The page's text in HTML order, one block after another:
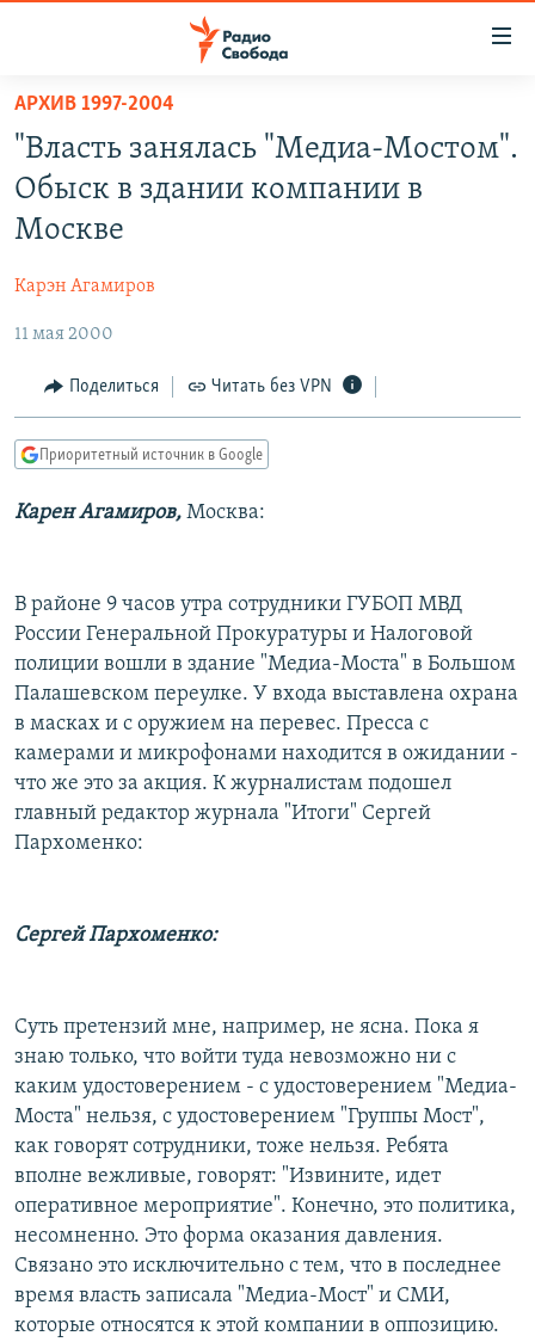
упрощенного
доступа
Вернуться
основному
Вернутся
навигации
Вернутся
поиску
ПРОГРАММЫ
ПОДКАСТЫ
АВТОРСКИЕ ПРОЕКТЫ
МНЕНИЯ
КУЛЬТУРА
IDEL.РЕАЛИИ
СЕВЕР.РЕАЛИИ
СИБИРЬ.РЕАЛИИ
ПОДПИШИТЕСЬ НА РАССЫЛКУ
СОЦИАЛЬНЫЕ СЕТИ
Все сайты РСЕ/РС
АРХИВ 1997-2004
"Власть занялась "Медиа-Мостом".
Обыск в здании компании в
Москве
Карэн Агамиров
11 мая 2000
Поделиться Читать без VPN
Приоритетный источник в Google
Карен Агамиров, Москва:
В районе 9 часов утра сотрудники ГУБОП МВД
России Генеральной Прокуратуры и Налоговой
полиции вошли в здание "Медиа-Моста" в Большом
Палашевском переулке. У входа выставлена охрана
в масках и с оружием на перевес. Пресса с
камерами и микрофонами находится в ожидании -
что же это за акция. К журналистам подошел
главный редактор журнала "Итоги" Сергей
Пархоменко:
Сергей Пархоменко:
Суть претензий мне, например, не ясна. Пока я
знаю только, что войти туда невозможно ни с
каким удостоверением - с удостоверением "Медиа-
Моста" нельзя, с удостоверением "Группы Мост",
как говорят сотрудники, тоже нельзя. Ребята
вполне вежливые, говорят: "Извините, идет
оперативное мероприятие". Конечно, это политика,
несомненно. Это форма оказания давления.
Связано это исключительно с тем, что в последнее
время власть записала "Медиа-Мост" и СМИ,
которые относятся к этой компании в оппозицию.